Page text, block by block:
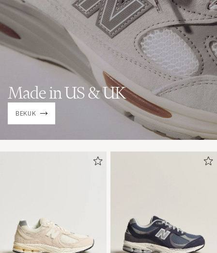
Made in US & UK
BEKIJK